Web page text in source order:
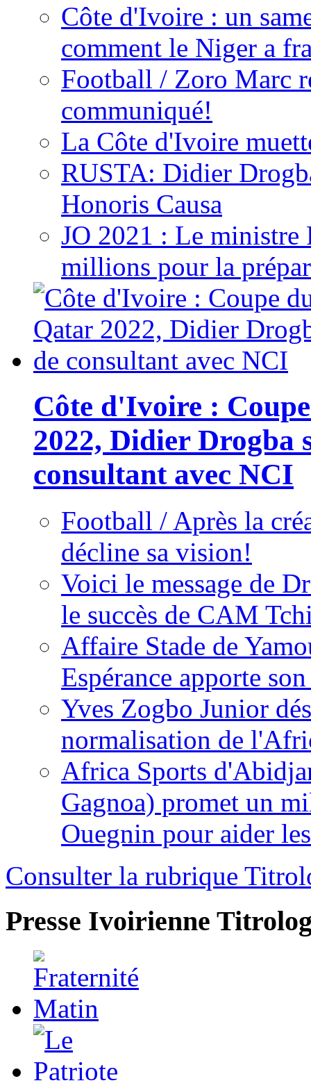
Côte d'Ivoire : un
comment le Niger a
Football / Zoro Marc
communiqué!
La Côte d'Ivoire
RUSTA: Didier
Honoris Causa
JO 2021 : Le ministre
millions pour la
Côte d'Ivoire :
2022, Didier Drogba
consultant avec NCI
Football / Après la
décline sa vision!
Voici le message de
le succès de CAM
Affaire Stade de
Espérance apporte
Yves Zogbo Junior
normalisation de
Africa Sports
Gagnoa) promet un
Ouegnin pour aider
Consulter la rubrique
Presse Ivoirienne